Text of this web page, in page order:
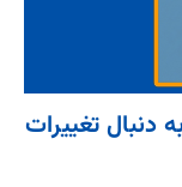
تغییرات